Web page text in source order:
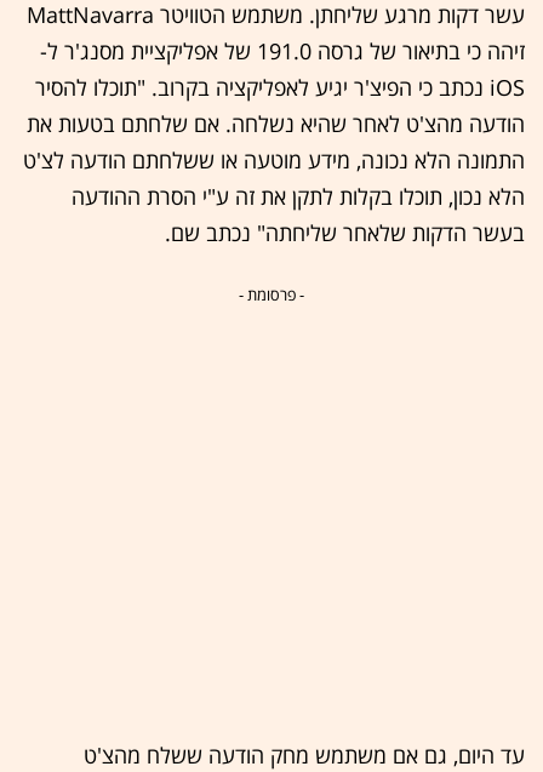
עשר דקות מרגע שליחתן. משתמש הטוויטר MattNavarra
זיהה כי בתיאור של גרסה 191.0 של אפליקציית מסנג'ר ל-
iOS נכתב כי הפיצ'ר יגיע לאפליקציה בקרוב. "תוכלו להסיר
הודעה מהצ'ט לאחר שהיא נשלחה. אם שלחתם בטעות את
התמונה הלא נכונה, מידע מוטעה או ששלחתם הודעה לצ'ט
הלא נכון, תוכלו בקלות לתקן את זה ע"י הסרת ההודעה
בעשר הדקות שלאחר שליחתה" נכתב שם.
- פרסומת -
עד היום, גם אם משתמש מחק הודעה ששלח מהצ'ט